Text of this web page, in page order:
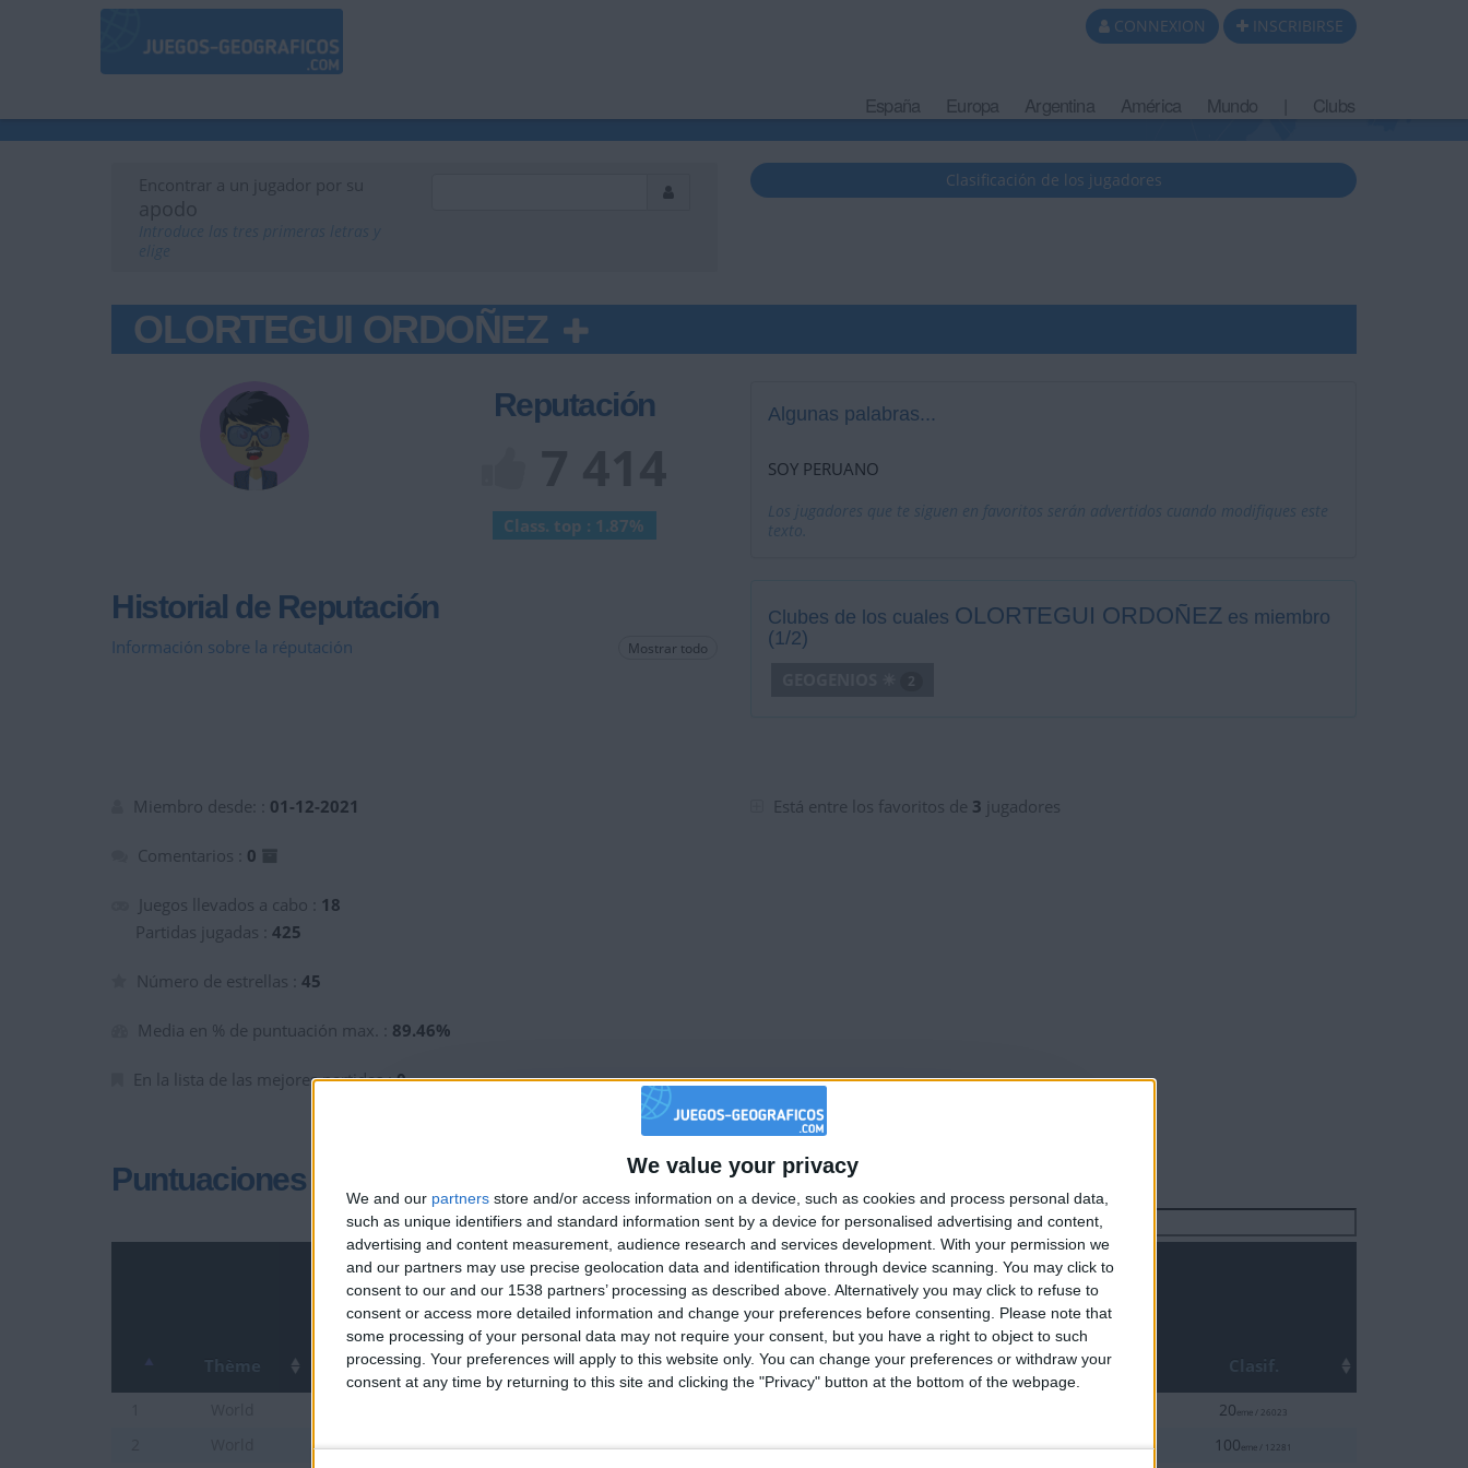
We value your privacy
We and our partners store and/or access information on a device, such as cookies and process personal data,
such as unique identifiers and standard information sent by a device for personalised advertising and content,
advertising and content measurement, audience research and services development. With your permission we
and our partners may use precise geolocation data and identification through device scanning. You may click to
consent to our and our 1538 partners’ processing as described above. Alternatively you may click to refuse to
consent or access more detailed information and change your preferences before consenting.
Please note that
some processing of your personal data may not require your consent, but you have a right to object to such
processing. Your preferences will apply to this website only. You can change your preferences or withdraw your
consent at any time by returning to this site and clicking the "Privacy" button at the bottom of the webpage.
CONNEXION INSCRIBIRSE
España Europa Argentina América Mundo Clubs
Encontrar a un jugador por su
apodo
Clasificación de los jugadores
OLORTEGUI ORDOÑEZ
Reputación
Class. top : 1.87%
Historial de Reputación
Información sobre la réputación Mostrar todo
Algunas palabras...
SOY PERUANO
Los jugadores que te siguen en favoritos serán advertidos cuando modifiques este
texto.
Clubes de los cuales OLORTEGUI ORDOÑEZ es miembro
(1/2)
2
Miembro desde: : 01-12-2021
Comentarios : 0
Juegos llevados a cabo : 18
Partidas jugadas : 425
Número de estrellas : 45
Media en % de puntuación max. : 89.46%
En la lista de las mejores partidas :0
Está entre los favoritos de 3 jugadores
Puntuaciones
Buscar:
1 2 5 3 2 1
Thème Nombre
Mejor
resultados
Fecha Top Clasif.
20eme / 26023
Ciudades de Mundo junior 193980 2024-07-07 1% 100eme / 12281
🇺🇸 We noticed you’re visiting from
an English-speaking country
Join our American version now and be among
the firsts to submit your score on our
leaderboards!